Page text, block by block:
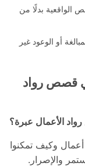
الواقعية بدلًا من
أو الوعود غير
قصص رواد
الأعمال عبرة؟
وكيف تمكنوا
والإصرار.